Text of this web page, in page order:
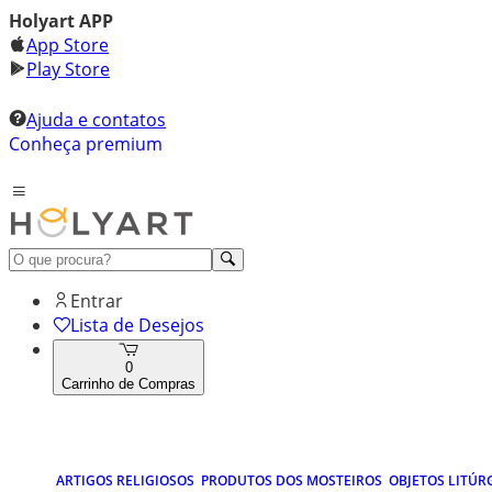
Holyart APP
App Store
Play Store
Ajuda e contatos
Conheça premium
Entrar
Lista de Desejos
0
Carrinho de Compras
ARTIGOS RELIGIOSOS PRODUTOS DOS MOSTEIROS OBJETOS